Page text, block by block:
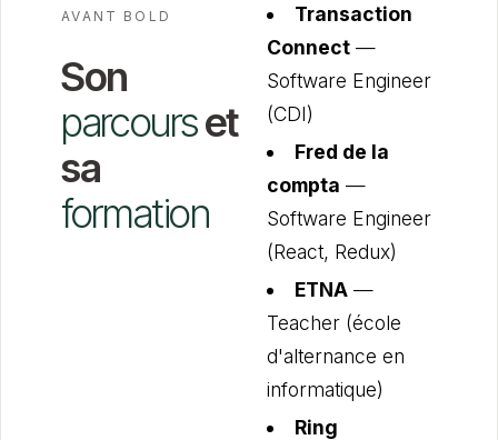
AVANT BOLD
Son
parcourset
sa
formation
Transaction
Connect —
Software Engineer
(CDI)
Fred de la
compta —
Software Engineer
(React, Redux)
ETNA—
Teacher (école
d'alternance en
informatique)
Ring